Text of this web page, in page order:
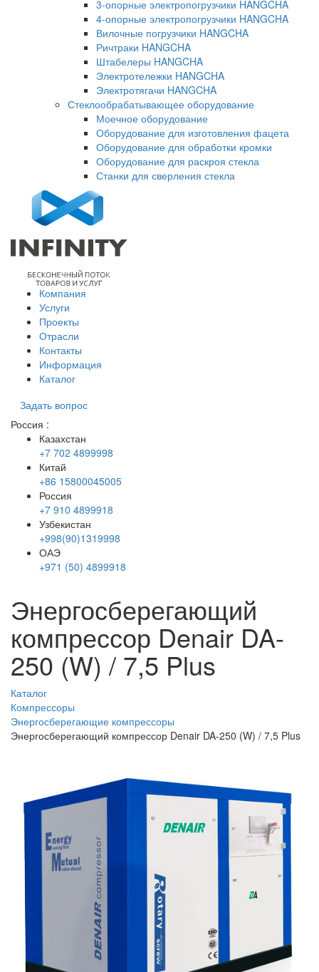
3-опорные электропогрузчики HANGCHA
4-опорные электропогрузчики HANGCHA
Вилочные погрузчики HANGCHA
Ричтраки HANGCHA
Штабелеры HANGCHA
Электротележки HANGCHA
Электротягачи HANGCHA
Стеклообрабатывающее оборудование
Моечное оборудование
Оборудование для изготовления фацета
Оборудование для обработки кромки
Оборудование для раскроя стекла
Станки для сверления стекла
Компания
Услуги
Проекты
Отрасли
Контакты
Информация
Каталог
Задать вопрос
Россия :
Казахстан
+7 702 4899998
Китай
+86 15800045005
Россия
+7 910 4899918
Узбекистан
+998(90)1319998
ОАЭ
+971 (50) 4899918
Энергосберегающий
компрессор Denair DA-
250 (W) / 7,5 Plus
Каталог
Компрессоры
Энергосберегающие компрессоры
Энергосберегающий компрессор Denair DA-250 (W) / 7,5 Plus